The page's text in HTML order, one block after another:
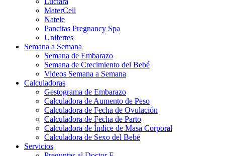
MaterCell
Natele
Pancitas Pregnancy Spa
Unifertes
Semana a Semana
Semana de Embarazo
Semana de Crecimiento del Bebé
Videos Semana a Semana
Calculadoras
Gestograma de Embarazo
Calculadora de Aumento de Peso
Calculadora de Fecha de Ovulación
Calculadora de Fecha de Parto
Calculadora de Índice de Masa Corporal
Calculadora de Sexo del Bebé
Servicios